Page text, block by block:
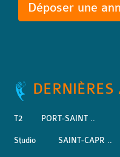
Déposer une
T2 PORT-SAINT ..
Studio SAINT-CAPR ..